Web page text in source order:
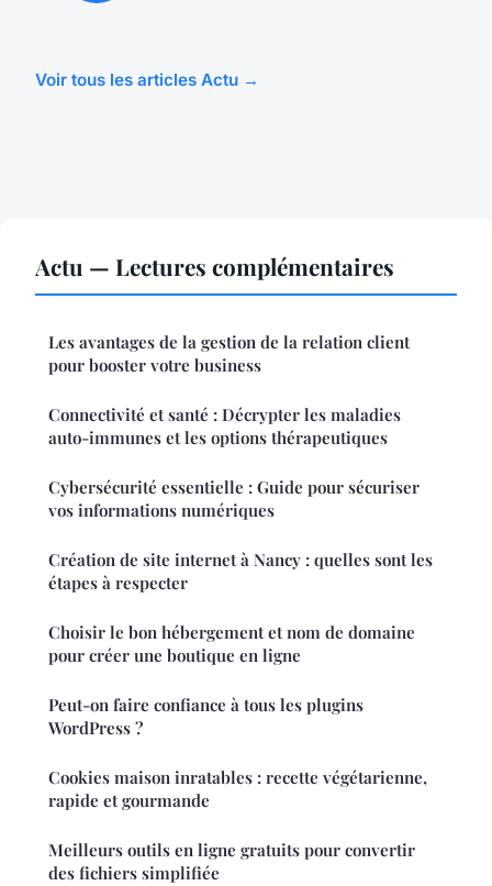
Voir tous les articles Actu →
Actu — Lectures complémentaires
Les avantages de la gestion de la relation client
pour booster votre business
Connectivité et santé : Décrypter les maladies
auto-immunes et les options thérapeutiques
Cybersécurité essentielle : Guide pour sécuriser
vos informations numériques
Création de site internet à Nancy : quelles sont les
étapes à respecter
Choisir le bon hébergement et nom de domaine
pour créer une boutique en ligne
Peut-on faire confiance à tous les plugins
WordPress ?
Cookies maison inratables : recette végétarienne,
rapide et gourmande
Meilleurs outils en ligne gratuits pour convertir
des fichiers simplifiée